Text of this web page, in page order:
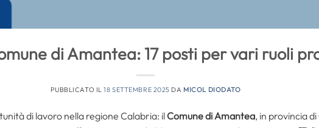
di Amantea: 17 posti per vari ruoli
PUBBLICATO IL18 SETTEMBRE 2025 DA MICOL DIODATO
di lavoro nella regione Calabria: il Comune di Amantea, in provincia